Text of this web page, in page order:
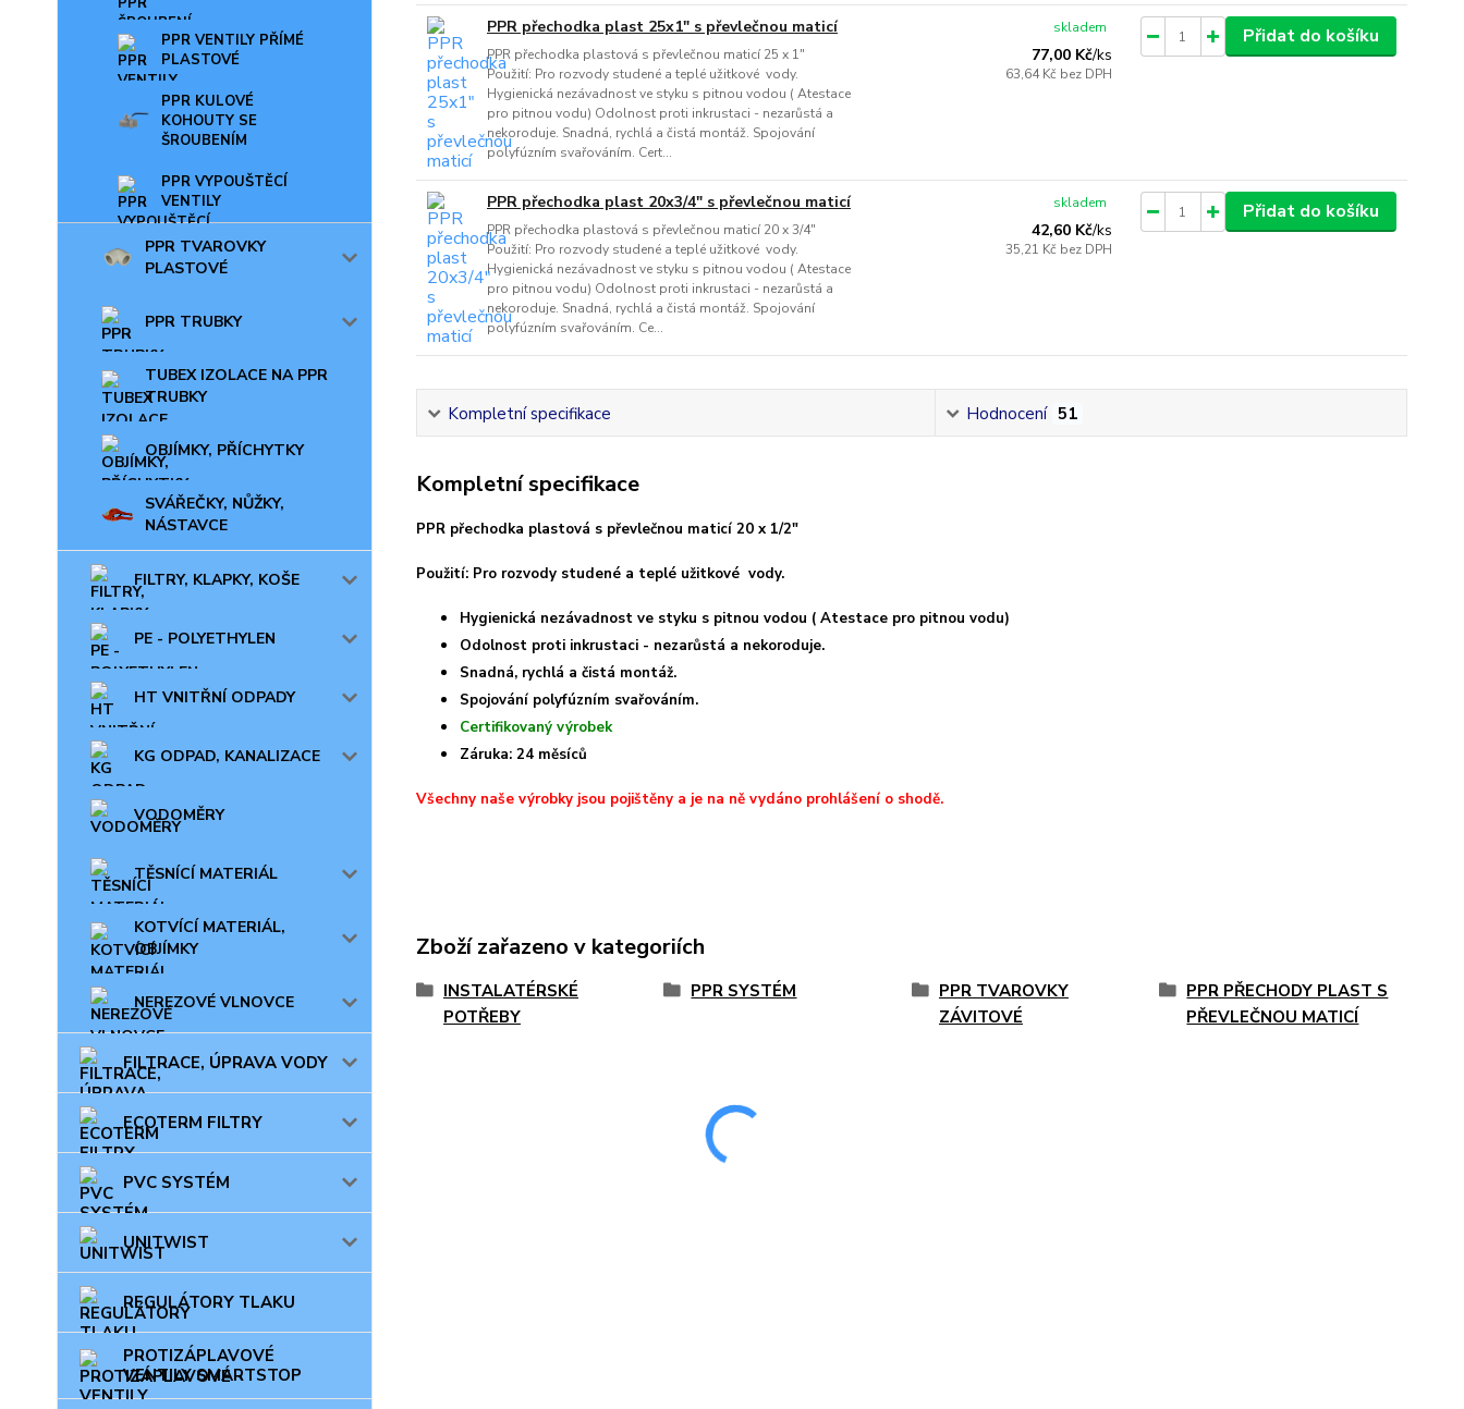
PPR VENTILY PŘÍMÉ
PLASTOVÉ
PPR KULOVÉ
KOHOUTY SE
ŠROUBENÍM
PPR VYPOUŠTĚCÍ
VENTILY
PPR TVAROVKY
PLASTOVÉ
PPR TRUBKY
TUBEX IZOLACE NA PPR
TRUBKY
OBJÍMKY, PŘÍCHYTKY
SVÁŘEČKY, NŮŽKY,
NÁSTAVCE
FILTRY, KLAPKY, KOŠE
PE - POLYETHYLEN
HT VNITŘNÍ ODPADY
KG ODPAD, KANALIZACE
VODOMĚRY
TĚSNÍCÍ MATERIÁL
KOTVÍCÍ MATERIÁL,
OBJÍMKY
NEREZOVÉ VLNOVCE
FILTRACE, ÚPRAVA VODY
ECOTERM FILTRY
PVC SYSTÉM
UNITWIST
REGULÁTORY TLAKU
PROTIZÁPLAVOVÉ
VENTILY SMARTSTOP
PPR přechodka plast 25x1" s převlečnou maticí
PPR přechodka plastová s převlečnou maticí 25 x 1"
Použití: Pro rozvody studené a teplé užitkové vody.
Hygienická nezávadnost ve styku s pitnou vodou ( Atestace
pro pitnou vodu) Odolnost proti inkrustaci - nezarůstá a
nekoroduje. Snadná, rychlá a čistá montáž. Spojování
polyfúzním svařováním. Cert...
77,00 Kč/ks
63,64 Kč bez DPH
skladem Přidat do košíku
PPR přechodka plast 20x3/4" s převlečnou maticí
PPR přechodka plastová s převlečnou maticí 20 x 3/4"
Použití: Pro rozvody studené a teplé užitkové vody.
Hygienická nezávadnost ve styku s pitnou vodou ( Atestace
pro pitnou vodu) Odolnost proti inkrustaci - nezarůstá a
nekoroduje. Snadná, rychlá a čistá montáž. Spojování
polyfúzním svařováním. Ce...
42,60 Kč/ks
35,21 Kč bez DPH
skladem Přidat do košíku
Kompletní specifikace Hodnocení 51
Kompletní specifikace
PPR přechodka plastová s převlečnou maticí 20 x 1/2"
Použití: Pro rozvody studené a teplé užitkové vody.
Hygienická nezávadnost ve styku s pitnou vodou ( Atestace pro pitnou vodu)
Odolnost proti inkrustaci - nezarůstá a nekoroduje.
Snadná, rychlá a čistá montáž.
Spojování polyfúzním svařováním.
Certifikovaný výrobek
Záruka: 24 měsíců
Všechny naše výrobky jsou pojištěny a je na ně vydáno prohlášení o shodě.
Zboží zařazeno v kategoriích
INSTALATÉRSKÉ
POTŘEBY
PPR SYSTÉM
PPR TVAROVKY
ZÁVITOVÉ
PPR PŘECHODY PLAST S
PŘEVLEČNOU MATICÍ